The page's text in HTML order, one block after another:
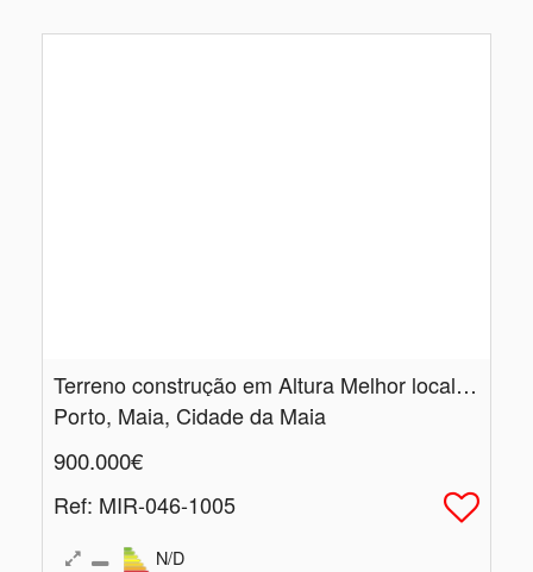
Terreno construção em Altura Melhor local da Maia
Porto, Maia, Cidade da Maia
900.000€
Ref: MIR-046-1005
N/D